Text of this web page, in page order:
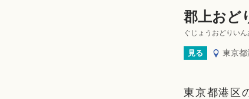
郡上おど
ぐじょうおどりいん
見る 東京都
東京都港区